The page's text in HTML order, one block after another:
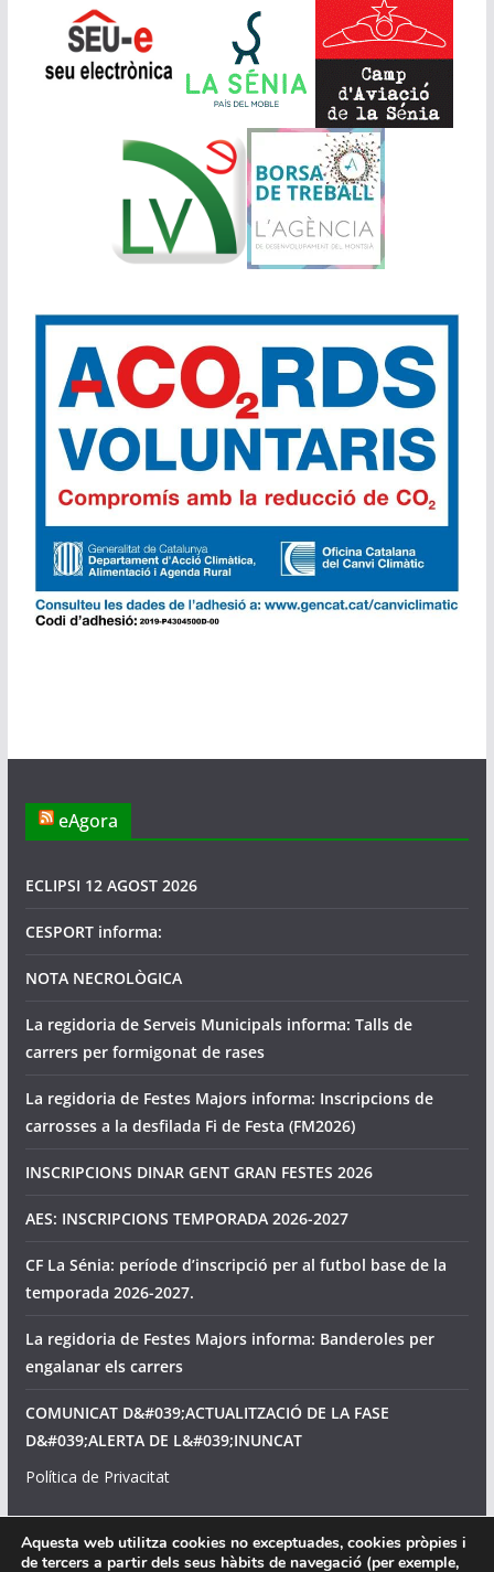
eAgora
ECLIPSI 12 AGOST 2026
CESPORT informa:
NOTA NECROLÒGICA
La regidoria de Serveis Municipals informa: Talls de
carrers per formigonat de rases
La regidoria de Festes Majors informa: Inscripcions de
carrosses a la desfilada Fi de Festa (FM2026)
INSCRIPCIONS DINAR GENT GRAN FESTES 2026
AES: INSCRIPCIONS TEMPORADA 2026-2027
CF La Sénia: període d’inscripció per al futbol base de la
temporada 2026-2027.
La regidoria de Festes Majors informa: Banderoles per
engalanar els carrers
COMUNICAT D&#039;ACTUALITZACIÓ DE LA FASE
D&#039;ALERTA DE L&#039;INUNCAT
Política de Privacitat
Avís legal
Política de cookies
Aquesta web utilitza cookies no exceptuades, cookies pròpies i
de tercers a partir dels seus hàbits de navegació (per exemple,